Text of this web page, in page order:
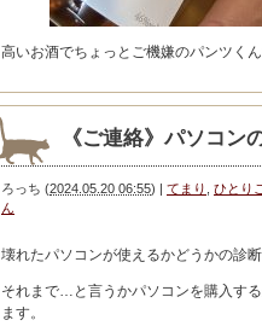
高いお酒でちょっとご機嫌のパンツくん
《ご連絡》パソコン
ろっち (2024.05.20 06:55) | てまり ひとり
ん
壊れたパソコンが使えるかどうかの診
それまで…と言うかパソコンを購入す
ます。